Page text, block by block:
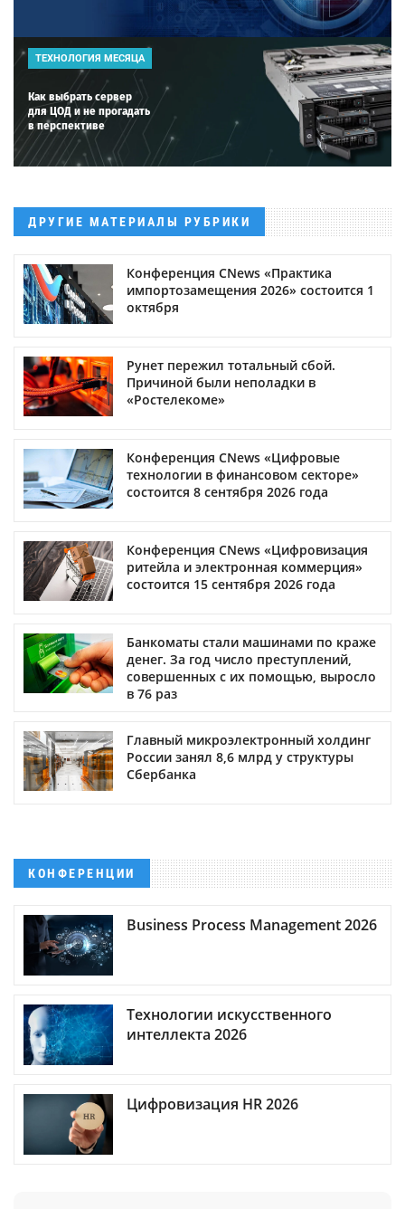
ТЕХНОЛОГИЯ МЕСЯЦА
Как выбрать сервер
для ЦОД и не прогадать
в перспективе
ДРУГИЕ МАТЕРИАЛЫ РУБРИКИ
Конференция CNews «Практика
импортозамещения 2026» состоится 1
октября
Рунет пережил тотальный сбой.
Причиной были неполадки в
«Ростелекоме»
Конференция CNews «Цифровые
технологии в финансовом секторе»
состоится 8 сентября 2026 года
Конференция CNews «Цифровизация
ритейла и электронная коммерция»
состоится 15 сентября 2026 года
Банкоматы стали машинами по краже
денег. За год число преступлений,
совершенных с их помощью, выросло
в 76 раз
Главный микроэлектронный холдинг
России занял 8,6 млрд у структуры
Сбербанка
КОНФЕРЕНЦИИ
Business Process Management 2026
Технологии искусственного
интеллекта 2026
Цифровизация HR 2026